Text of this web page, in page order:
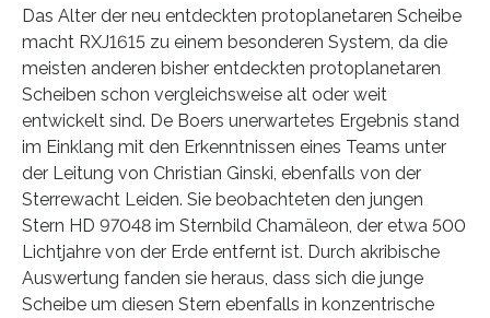
Das Alter der neu entdeckten protoplanetaren Scheibe
macht RXJ1615 zu einem besonderen System, da die
meisten anderen bisher entdeckten protoplanetaren
Scheiben schon vergleichsweise alt oder weit
entwickelt sind. De Boers unerwartetes Ergebnis stand
im Einklang mit den Erkenntnissen eines Teams unter
der Leitung von Christian Ginski, ebenfalls von der
Sterrewacht Leiden. Sie beobachteten den jungen
Stern HD 97048 im Sternbild Chamäleon, der etwa 500
Lichtjahre von der Erde entfernt ist. Durch akribische
Auswertung fanden sie heraus, dass sich die junge
Scheibe um diesen Stern ebenfalls in konzentrische